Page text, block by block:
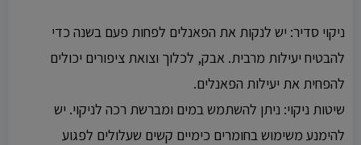
ניקוי סדיר: יש לנקות את הפאנלים לפחות פעם בשנה כדי
להבטיח יעילות מרבית. אבק, לכלוך וצואת ציפורים יכולים
להפחית את יעילות הפאנלים.
שיטות ניקוי: ניתן להשתמש במים ומברשת רכה לניקוי. יש
להימנע משימוש בחומרים כימיים קשים שעלולים לפגוע